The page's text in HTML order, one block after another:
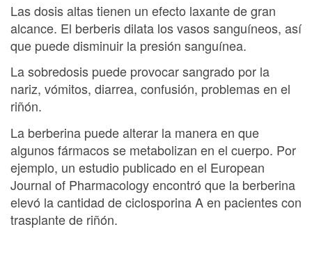
Las dosis altas tienen un efecto laxante de gran
alcance. El berberis dilata los vasos sanguíneos, así
que puede disminuir la presión sanguínea.
La sobredosis puede provocar sangrado por la
nariz, vómitos, diarrea, confusión, problemas en el
riñón.
La berberina puede alterar la manera en que
algunos fármacos se metabolizan en el cuerpo. Por
ejemplo, un estudio publicado en el European
Journal of Pharmacology encontró que la berberina
elevó la cantidad de ciclosporina A en pacientes con
trasplante de riñón.